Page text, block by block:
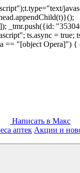
_tmr.push({id:
ts.async =
== "[object
Написать в Макс
аптек Акции и